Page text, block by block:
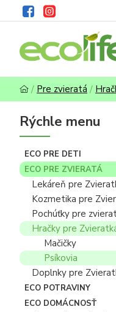
Pre zvieratá
Rýchle menu
ECO PRE DETI
ECO PRE ZVIERATÁ
Lekáreň pre
Kozmetika pre
Pochúťky pre
Hračky pre
Mačičky
Psíkovia
Doplnky pre
ECO POTRAVINY
ECO DOMÁCNOSŤ